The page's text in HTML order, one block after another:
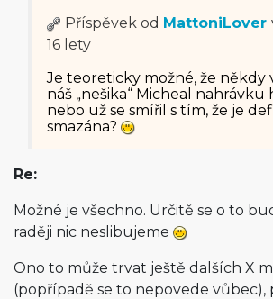
Příspěvek od MattoniLover
16 lety
Je teoreticky možné, že
náš „nešika“ Micheal
nebo už se smířil s tím, že je
smazána?
Re:
Možné je všechno. Určitě se o to
raději nic neslibujeme
Ono to může trvat ještě dalších X
(popřípadě se to nepovede vůbec),